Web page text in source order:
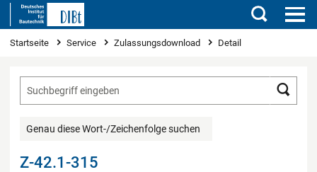
Suchen
Sie sind hier
Startseite Service Zulassungsdownload Detail
Genau diese Wort-/Zeichenfolge suchen
Z-42.1-315